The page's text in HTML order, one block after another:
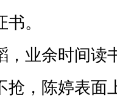
。
业余时间读
，陈婷表面